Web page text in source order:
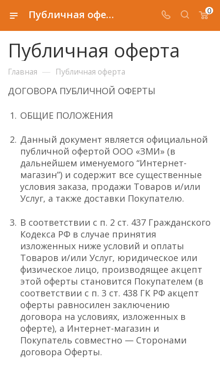
Публичная оферта 0
Публичная оферта
Главная — Публичная оферта
ДОГОВОРА ПУБЛИЧНОЙ ОФЕРТЫ
ОБЩИЕ ПОЛОЖЕНИЯ
Данный документ является официальной
публичной офертой ООО «ЗМИ» (в
дальнейшем именуемого “Интернет-
магазин”) и содержит все существенные
условия заказа, продажи Товаров и/или
Услуг, а также доставки Покупателю.
В соответствии с п. 2 ст. 437 Гражданского
Кодекса РФ в случае принятия
изложенных ниже условий и оплаты
Товаров и/или Услуг, юридическое или
физическое лицо, производящее акцепт
этой оферты становится Покупателем (в
соответствии с п. 3 ст. 438 ГК РФ акцепт
оферты равносилен заключению
договора на условиях, изложенных в
оферте), а Интернет-магазин и
Покупатель совместно — Сторонами
договора Оферты.